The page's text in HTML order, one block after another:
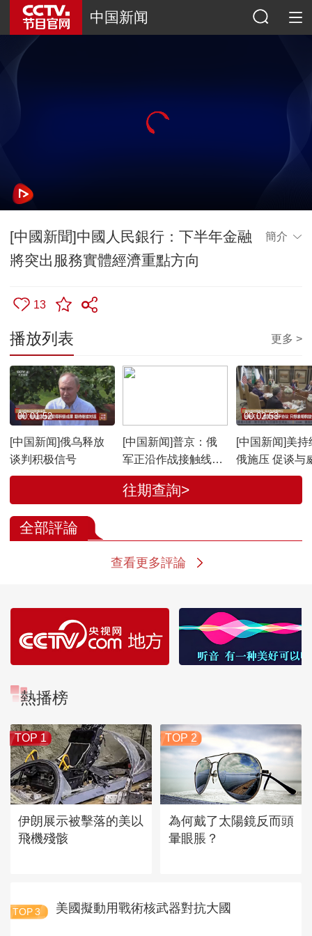
中国新闻
[中國新聞]中國人民銀行：下半年金融
將突出服務實體經濟重點方向
簡介
13
播放列表 更多 >
[中国新闻]俄乌释放
谈判积极信号
00:01:52
[中国新闻]普京：俄
军正沿作战接触线全
面推进
[中国新闻]美持
俄施压 促谈与
行
00:02:53
往期查詢>
全部評論
查看更多評論
熱播榜
TOP 1
伊朗展示被擊落的美以
飛機殘骸
TOP 2
為何戴了太陽鏡反而頭
暈眼脹？
TOP 3 美國擬動用戰術核武器對抗大國